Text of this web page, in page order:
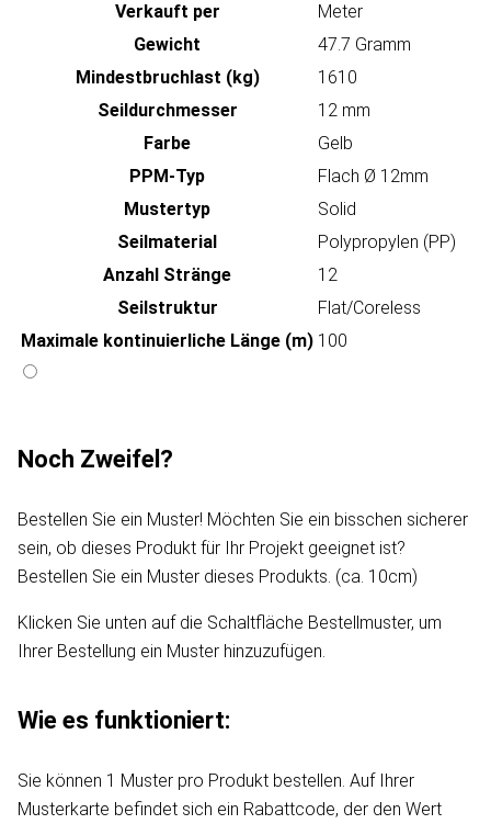
Verkauft per
Meter
Gewicht
47.7 Gramm
Mindestbruchlast (kg)
1610
Seildurchmesser
12 mm
Farbe
Gelb
PPM-Typ
Flach Ø 12mm
Mustertyp
Solid
Seilmaterial
Polypropylen (PP)
Anzahl Stränge
12
Seilstruktur
Flat/Coreless
Maximale kontinuierliche Länge (m) 100
Noch Zweifel?
Bestellen Sie ein Muster! Möchten Sie ein bisschen sicherer
sein, ob dieses Produkt für Ihr Projekt geeignet ist?
Bestellen Sie ein Muster dieses Produkts. (ca. 10cm)
Klicken Sie unten auf die Schaltfläche Bestellmuster, um
Ihrer Bestellung ein Muster hinzuzufügen.
Wie es funktioniert:
Sie können 1 Muster pro Produkt bestellen. Auf Ihrer
Musterkarte befindet sich ein Rabattcode, der den Wert